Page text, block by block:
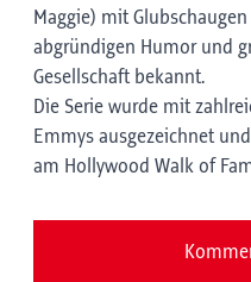
Maggie) mit
abgründigen Humor und
Gesellschaft bekannt.
Die Serie wurde mit
Emmys ausgezeichnet
am Hollywood Walk of